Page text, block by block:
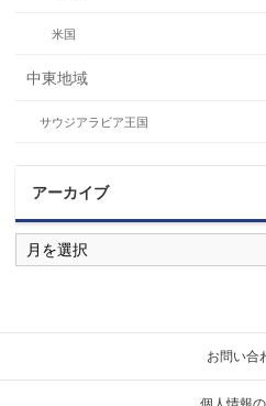
米国
中東地域
サウジアラビア王国
アーカイブ
ア
ー
カ
お問い合